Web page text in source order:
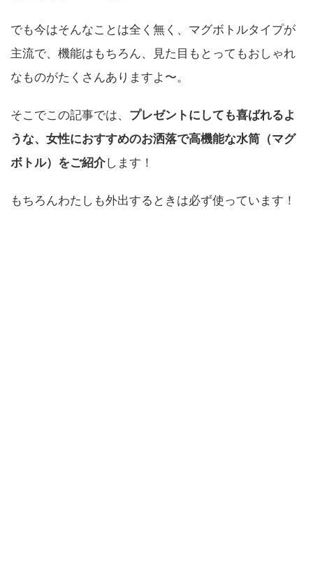
でも今はそんなことは全く無く、マグボトルタイプが
主流で、機能はもちろん、見た目もとってもおしゃれ
なものがたくさんありますよ〜。
そこでこの記事では、 プレゼントにしても喜ばれるよ
うな、女性におすすめのお洒落で高機能な水筒（マグ
ボトル）をご紹介します！
もちろんわたしも外出するときは必ず使っています！